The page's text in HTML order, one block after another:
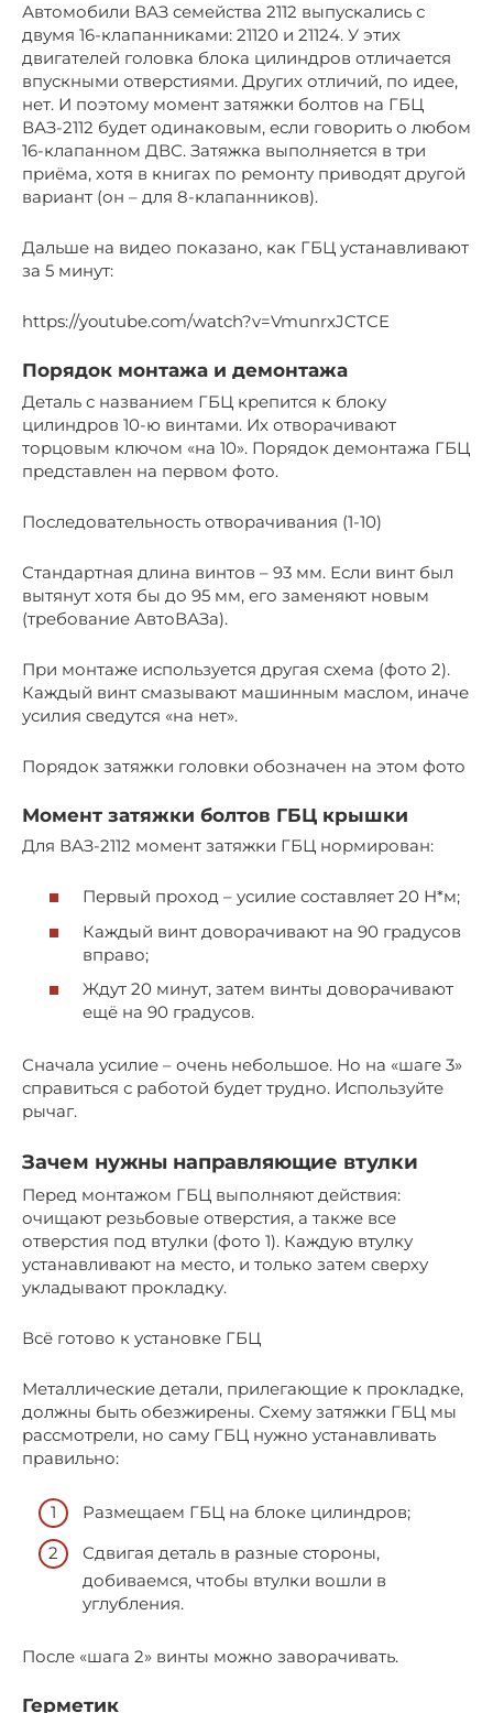
Автомобили ВАЗ семейства 2112 выпускались с
двумя 16-клапанниками: 21120 и 21124. У этих
двигателей головка блока цилиндров отличается
впускными отверстиями. Других отличий, по идее,
нет. И поэтому момент затяжки болтов на ГБЦ
ВАЗ-2112 будет одинаковым, если говорить о любом
16-клапанном ДВС. Затяжка выполняется в три
приёма, хотя в книгах по ремонту приводят другой
вариант (он – для 8-клапанников).
Дальше на видео показано, как ГБЦ устанавливают
за 5 минут:
https://youtube.com/watch?v=VmunrxJCTCE
Порядок монтажа и демонтажа
Деталь с названием ГБЦ крепится к блоку
цилиндров 10-ю винтами. Их отворачивают
торцовым ключом «на 10». Порядок демонтажа ГБЦ
представлен на первом фото.
Последовательность отворачивания (1-10)
Стандартная длина винтов – 93 мм. Если винт был
вытянут хотя бы до 95 мм, его заменяют новым
(требование АвтоВАЗа).
При монтаже используется другая схема (фото 2).
Каждый винт смазывают машинным маслом, иначе
усилия сведутся «на нет».
Порядок затяжки головки обозначен на этом фото
Момент затяжки болтов ГБЦ крышки
Для ВАЗ-2112 момент затяжки ГБЦ нормирован:
Первый проход – усилие составляет 20 Н*м;
Каждый винт доворачивают на 90 градусов
вправо;
Ждут 20 минут, затем винты доворачивают
ещё на 90 градусов.
Сначала усилие – очень небольшое. Но на «шаге 3»
справиться с работой будет трудно. Используйте
рычаг.
Зачем нужны направляющие втулки
Перед монтажом ГБЦ выполняют действия:
очищают резьбовые отверстия, а также все
отверстия под втулки (фото 1). Каждую втулку
устанавливают на место, и только затем сверху
укладывают прокладку.
Всё готово к установке ГБЦ
Металлические детали, прилегающие к прокладке,
должны быть обезжирены. Схему затяжки ГБЦ мы
рассмотрели, но саму ГБЦ нужно устанавливать
правильно:
Размещаем ГБЦ на блоке цилиндров;
Сдвигая деталь в разные стороны,
добиваемся, чтобы втулки вошли в
углубления.
После «шага 2» винты можно заворачивать.
Герметик